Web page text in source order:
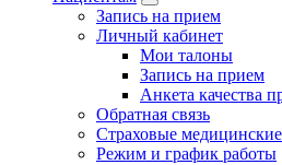
Запись на прием
Личный кабинет
Мои талоны
Запись на прием
Анкета качества
Обратная связь
Страховые
Режим и график работы